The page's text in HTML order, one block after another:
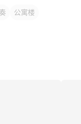
公寓楼